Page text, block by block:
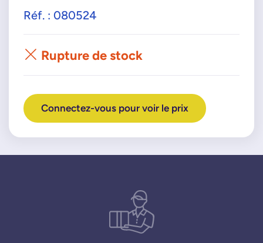
Réf. : 080524
Rupture de stock
Connectez-vous pour voir le prix